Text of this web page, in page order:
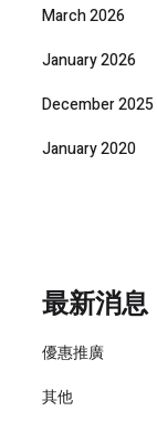
March 2026
January 2026
December 2025
January 2020
最新消息
優惠推廣
其他